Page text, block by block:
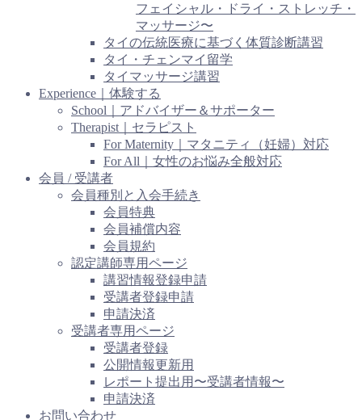
フェイシャル・ドライ・ストレッチ・
マッサージ〜
タイの伝統医療に基づく体質診断講習
タイ・チェンマイ留学
タイマッサージ講習
Experience｜体験する
School｜アドバイザー＆サポーター
Therapist｜セラピスト
For Maternity｜マタニティ（妊婦）対応
For All｜女性のお悩み全般対応
会員 / 受講者
会員種別と入会手続き
会員特典
会員補償内容
会員規約
認定講師専用ページ
講習情報登録申請
受講者登録申請
申請決済
受講者専用ページ
受講者登録
公開情報更新用
レポート提出用〜受講者情報〜
申請決済
お問い合わせ